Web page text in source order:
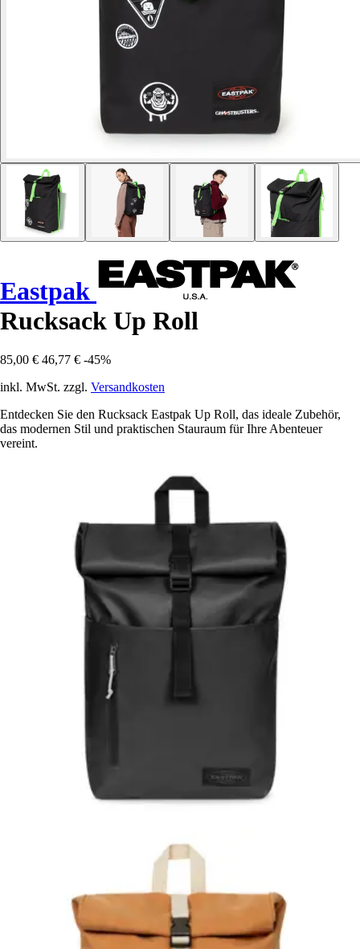
Eastpak
Rucksack Up Roll
85,00 € 46,77 € -45%
inkl. MwSt. zzgl. Versandkosten
Entdecken Sie den Rucksack Eastpak Up Roll, das ideale Zubehör,
das modernen Stil und praktischen Stauraum für Ihre Abenteuer
vereint.